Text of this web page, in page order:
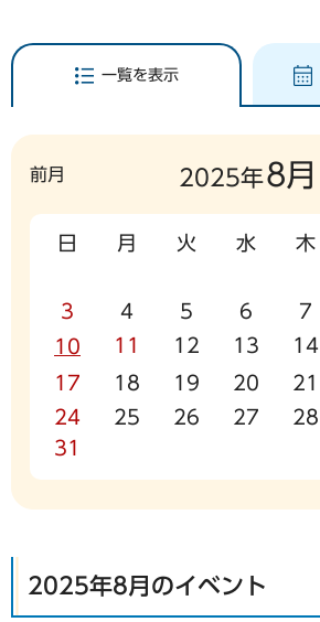
一覧を表示
2025年8月
前月
日 月 火 水 木
3
4 5 6 7
10
11 12 13 14
17
18 19 20 21
24
25 26 27 28
31
2025年8月のイベント